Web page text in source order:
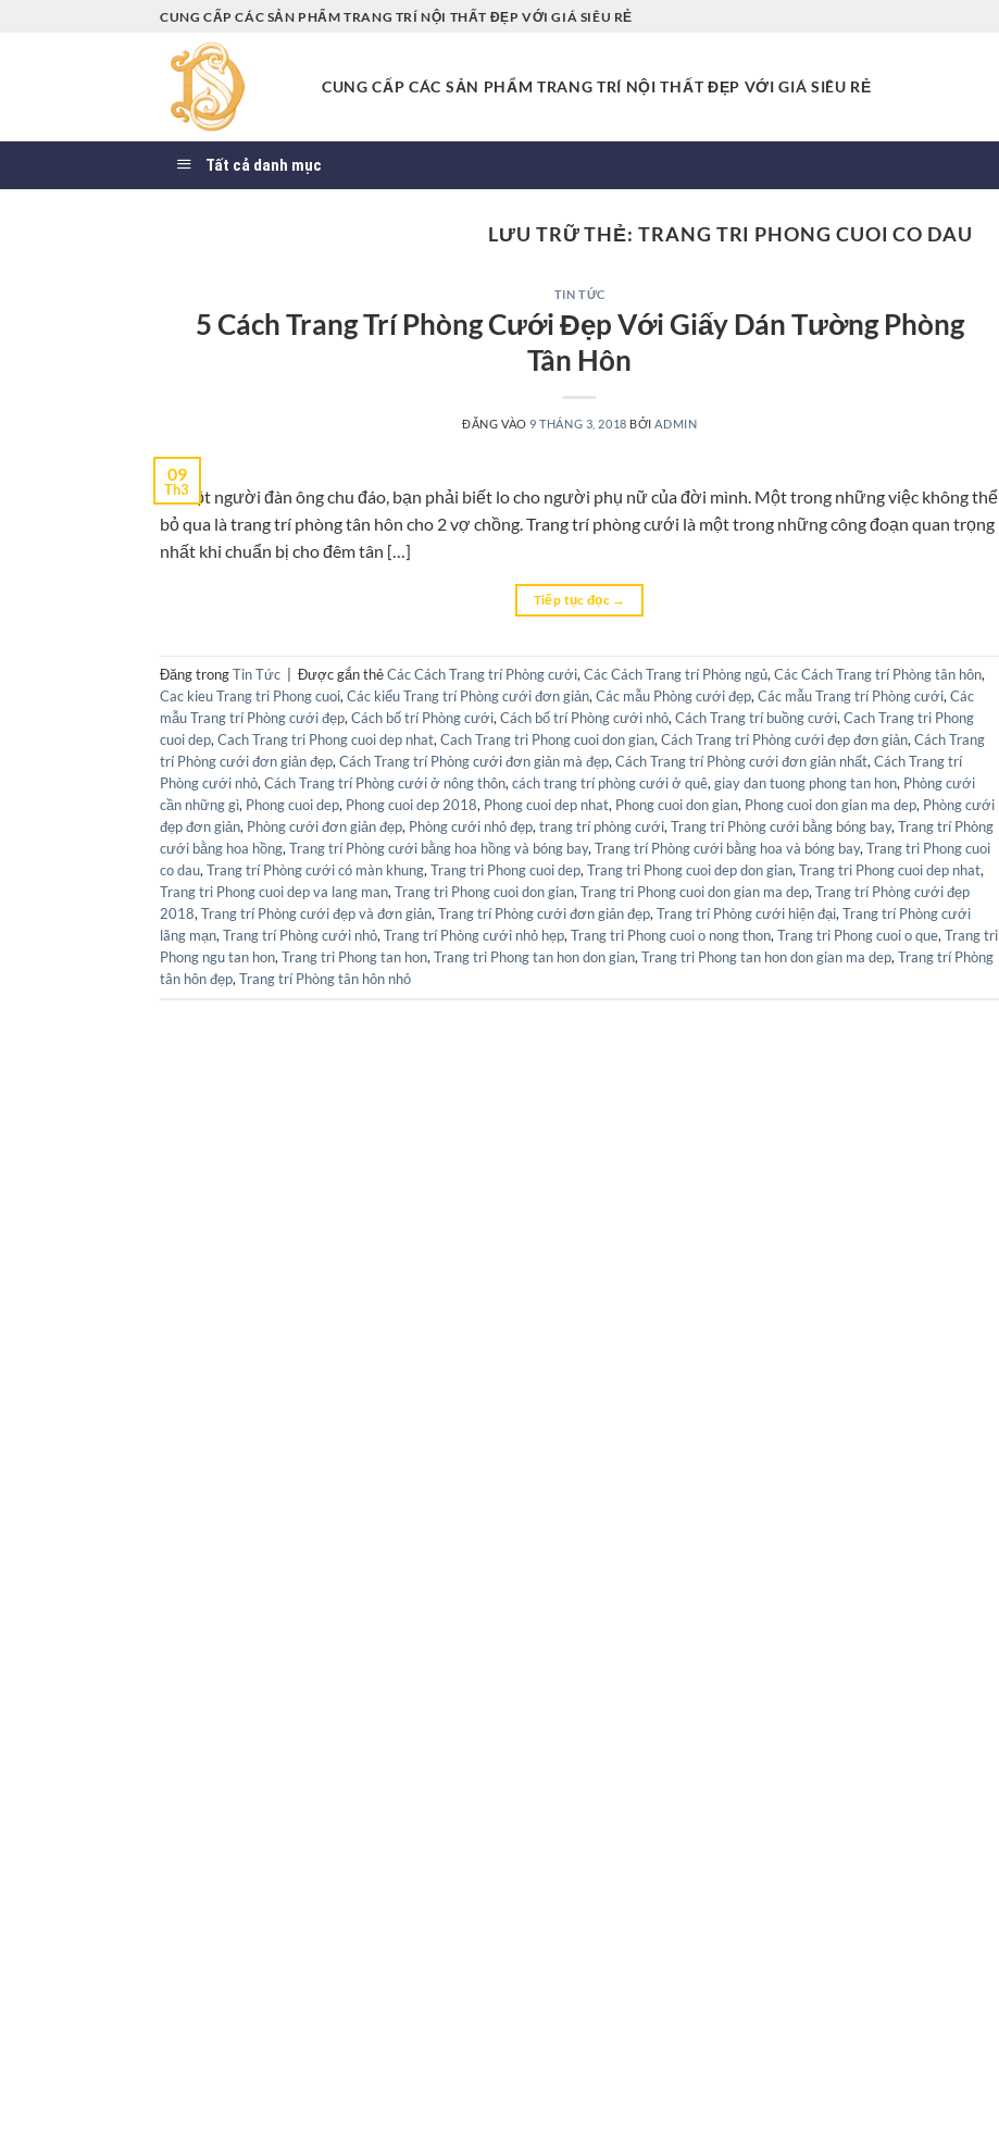
CUNG CẤP CÁC SẢN PHẨM TRANG TRÍ NỘI THẤT ĐẸP VỚI GIÁ SIÊU RẺ
CUNG CẤP CÁC SẢN PHẨM TRANG TRÍ NỘI THẤT ĐẸP VỚI GIÁ SIÊU RẺ
Tất cả danh mục
LƯU TRỮ THẺ:TRANG TRI PHONG CUOI CO DAU
TIN TỨC
5 Cách Trang Trí Phòng Cưới Đẹp Với Giấy Dán Tường Phòng
Tân Hôn
ĐĂNG VÀO9 THÁNG 3, 2018 BỞIADMIN
09
Th3
Là một người đàn ông chu đáo, bạn phải biết lo cho người phụ nữ của đời mình. Một trong những việc không thể
bỏ qua là trang trí phòng tân hôn cho 2 vợ chồng. Trang trí phòng cưới là một trong những công đoạn quan trọng
nhất khi chuẩn bị cho đêm tân […]
Tiếp tục đọc →
Đăng trongTin Tức Được gắn thẻCác Cách Trang trí Phòng cưới, Các Cách Trang trí Phòng ngủ, Các Cách Trang trí Phòng tân hôn,
Cac kieu Trang tri Phong cuoi, Các kiểu Trang trí Phòng cưới đơn giản, Các mẫu Phòng cưới đẹp, Các mẫu Trang trí Phòng cưới, Các
mẫu Trang trí Phòng cưới đẹp, Cách bố trí Phòng cưới, Cách bố trí Phòng cưới nhỏ, Cách Trang trí buồng cưới, Cach Trang tri Phong
cuoi dep, Cach Trang tri Phong cuoi dep nhat, Cach Trang tri Phong cuoi don gian, Cách Trang trí Phòng cưới đẹp đơn giản, Cách Trang
trí Phòng cưới đơn giản đẹp, Cách Trang trí Phòng cưới đơn giản mà đẹp, Cách Trang trí Phòng cưới đơn giản nhất, Cách Trang trí
Phòng cưới nhỏ, Cách Trang trí Phòng cưới ở nông thôn, cách trang trí phòng cưới ở quê, giay dan tuong phong tan hon, Phòng cưới
cần những gì, Phong cuoi dep, Phong cuoi dep 2018, Phong cuoi dep nhat, Phong cuoi don gian, Phong cuoi don gian ma dep, Phòng cưới
đẹp đơn giản, Phòng cưới đơn giản đẹp, Phòng cưới nhỏ đẹp, trang trí phòng cưới, Trang trí Phòng cưới bằng bóng bay, Trang trí Phòng
cưới bằng hoa hồng, Trang trí Phòng cưới bằng hoa hồng và bóng bay, Trang trí Phòng cưới bằng hoa và bóng bay, Trang tri Phong cuoi
co dau, Trang trí Phòng cưới có màn khung, Trang tri Phong cuoi dep, Trang tri Phong cuoi dep don gian, Trang tri Phong cuoi dep nhat,
Trang tri Phong cuoi dep va lang man, Trang tri Phong cuoi don gian, Trang tri Phong cuoi don gian ma dep, Trang trí Phòng cưới đẹp
2018, Trang trí Phòng cưới đẹp và đơn giản, Trang trí Phòng cưới đơn giản đẹp, Trang trí Phòng cưới hiện đại, Trang trí Phòng cưới
lãng mạn, Trang trí Phòng cưới nhỏ, Trang trí Phòng cưới nhỏ hẹp, Trang tri Phong cuoi o nong thon, Trang tri Phong cuoi o que, Trang tri
Phong ngu tan hon, Trang tri Phong tan hon, Trang tri Phong tan hon don gian, Trang tri Phong tan hon don gian ma dep, Trang trí Phòng
tân hôn đẹp, Trang trí Phòng tân hôn nhỏ